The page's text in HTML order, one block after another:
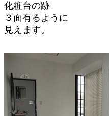
化粧台の跡
３面有るように
見えます。